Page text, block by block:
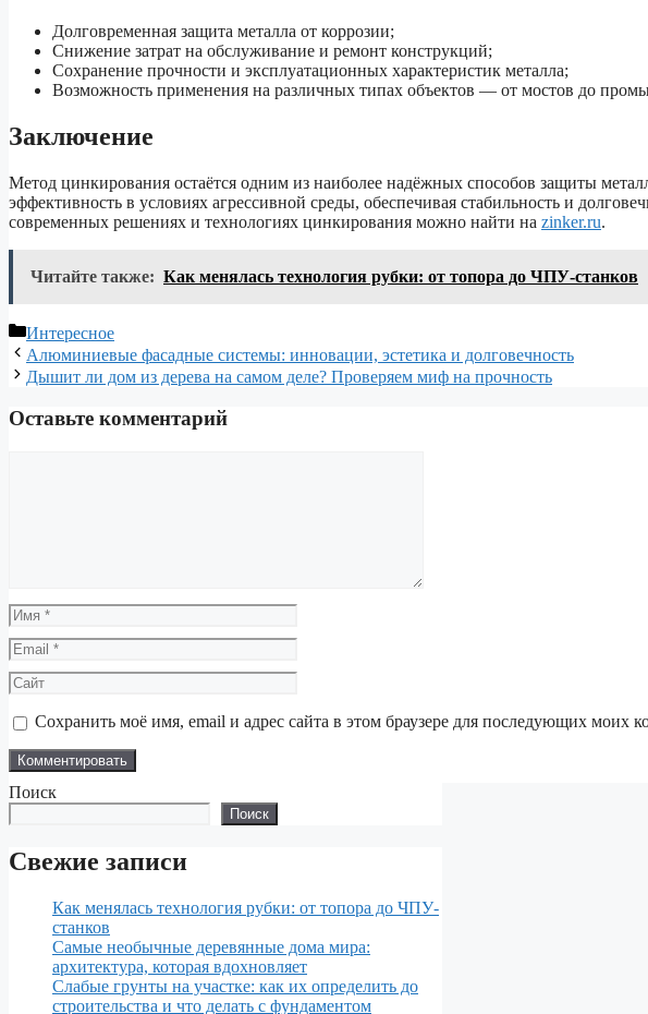
Долговременная защита металла от коррозии;
Снижение затрат на обслуживание и ремонт конструкций;
Сохранение прочности и эксплуатационных характеристик металла;
Возможность применения на различных типах объектов — от мостов до
Заключение
Метод цинкирования остаётся одним из наиболее надёжных способов защиты
эффективность в условиях агрессивной среды, обеспечивая стабильность и
современных решениях и технологиях цинкирования можно найти на zinker.ru.
Читайте также: Как менялась технология рубки: от топора до ЧПУ-станков
Рубрики
Интересное
Алюминиевые фасадные системы: инновации, эстетика и долговечность
Дышит ли дом из дерева на самом деле? Проверяем миф на прочность
Оставьте комментарий
Имя
Email
Сайт
Сохранить моё имя, email и адрес сайта в этом браузере для последующих моих
Поиск
Поиск
Свежие записи
Как менялась технология рубки: от топора до ЧПУ-
станков
Самые необычные деревянные дома мира:
архитектура, которая вдохновляет
Слабые грунты на участке: как их определить до
строительства и что делать с фундаментом